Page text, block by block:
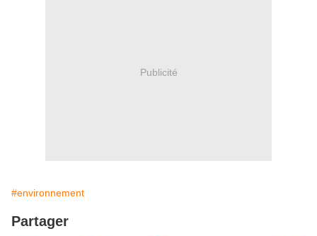
Publicité
#environnement
Partager